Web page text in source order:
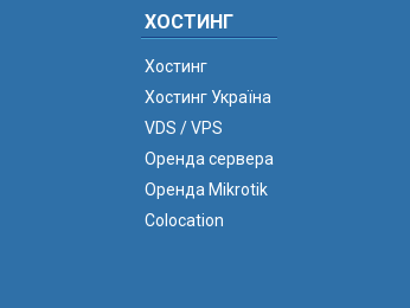
ХОСТИНГ
Хостинг
Хостинг Україна
VDS / VPS
Оренда сервера
Оренда Mikrotik
Colocation